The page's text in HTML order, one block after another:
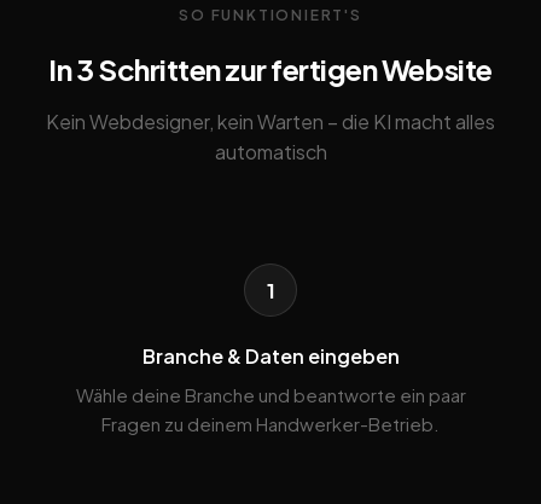
SO FUNKTIONIERT'S
In 3 Schritten zur fertigen Website
Kein Webdesigner, kein Warten – die KI macht alles
automatisch
1
Branche & Daten eingeben
Wähle deine Branche und beantworte ein paar
Fragen zu deinem Handwerker-Betrieb.